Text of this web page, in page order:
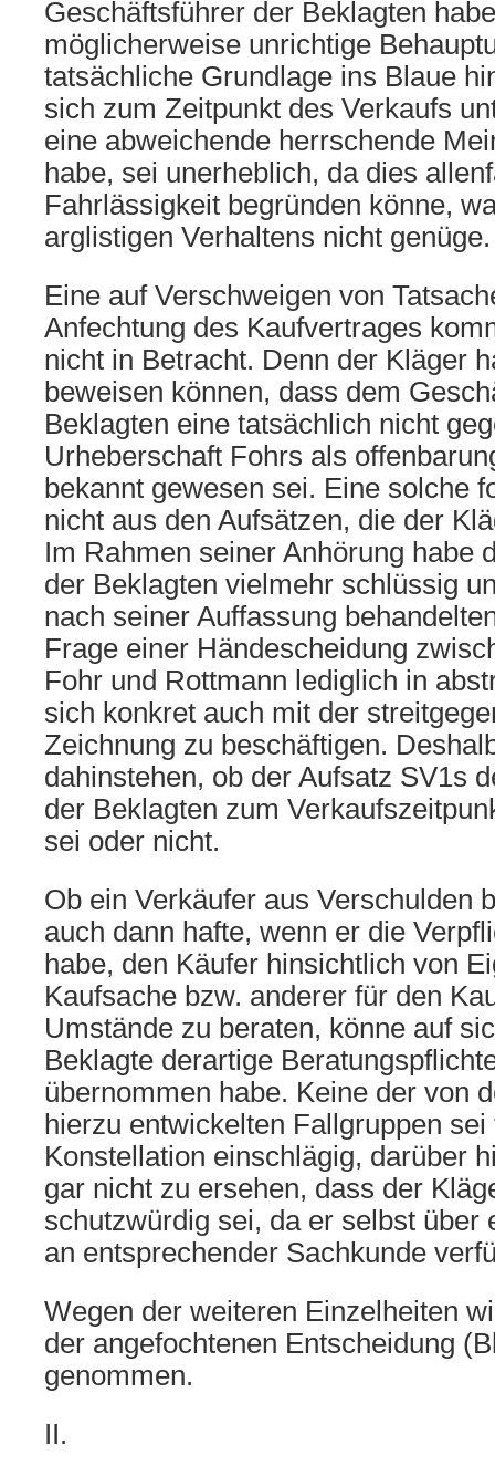
Geschäftsführer der Beklagten
möglicherweise unrichtige
tatsächliche Grundlage ins Blaue
sich zum Zeitpunkt des Verkaufs
eine abweichende herrschende
habe, sei unerheblich, da dies
Fahrlässigkeit begründen könne,
arglistigen Verhaltens nicht genüge.
Eine auf Verschweigen von
Anfechtung des Kaufvertrages
nicht in Betracht. Denn der Kläger
beweisen können, dass dem
Beklagten eine tatsächlich nicht
Urheberschaft Fohrs als
bekannt gewesen sei. Eine solche
nicht aus den Aufsätzen, die der
Im Rahmen seiner Anhörung habe
der Beklagten vielmehr schlüssig
nach seiner Auffassung
Frage einer Händescheidung
Fohr und Rottmann lediglich in
sich konkret auch mit der
Zeichnung zu beschäftigen.
dahinstehen, ob der Aufsatz SV1s
der Beklagten zum
sei oder nicht.
Ob ein Verkäufer aus Verschulden
auch dann hafte, wenn er die
habe, den Käufer hinsichtlich von
Kaufsache bzw. anderer für den
Umstände zu beraten, könne auf
Beklagte derartige
übernommen habe. Keine der von
hierzu entwickelten Fallgruppen
Konstellation einschlägig, darüber
gar nicht zu ersehen, dass der
schutzwürdig sei, da er selbst über
an entsprechender Sachkunde
Wegen der weiteren Einzelheiten
der angefochtenen Entscheidung
genommen.
II.